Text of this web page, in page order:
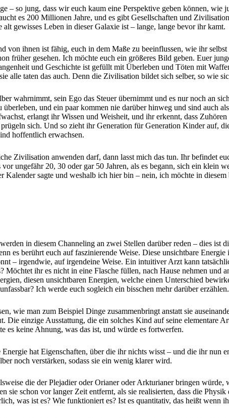
– so jung, dass wir euch kaum eine Perspektive geben können,
es 200 Millionen Jahre, und es gibt Gesellschaften und
gewisses Leben in dieser Galaxie ist – lange, lange bevor ihr kamt.
von ihnen ist fähig, euch in dem Maße zu beeinflussen, wie ihr
früher gesehen. Ich möchte euch ein größeres Bild geben. Euer
und Geschichte ist gefüllt mit Überleben und Töten mit
alle taten das auch. Denn die Zivilisation bildet sich selber, so wie
wahrnimmt, sein Ego das Steuer übernimmt und es nur noch an
und ein paar kommen nie darüber hinweg und sind auch
erlangt ihr Wissen und Weisheit, und ihr erkennt, dass
sich. Und so zieht ihr Generation für Generation Kinder auf,
hoffentlich erwachsen.
Zivilisation anwenden darf, dann lasst mich das tun. Ihr befindet
ungefähr 20, 30 oder gar 50 Jahren, als es begann, sich ein klein
sagte und weshalb ich hier bin – nein, ich möchte in diesem
in diesem Channeling an zwei Stellen darüber reden – dies ist
es berührt euch auf faszinierende Weise. Diese unsichtbare
– irgendwie, auf irgendeine Weise. Ein intuitiver Arzt kann
Möchtet ihr es nicht in eine Flasche füllen, nach Hause nehmen und
diesen unsichtbaren Energien, welche einen Unterschied
Ich werde euch sogleich ein bisschen mehr darüber
wie man zum Beispiel Dinge zusammenbringt anstatt sie
einzige Ausstattung, die ein solches Kind auf seine elementare
es keine Ahnung, was das ist, und würde es fortwerfen.
hat Eigenschaften, über die ihr nichts wisst – und die ihr nun
noch verstärken, sodass sie ein wenig klarer wird.
die der Plejadier oder Orianer oder Arkturianer bringen
sie schon vor langer Zeit entfernt, als sie realisierten, dass die
was ist es? Wie funktioniert es? Ist es quantitativ, das heißt